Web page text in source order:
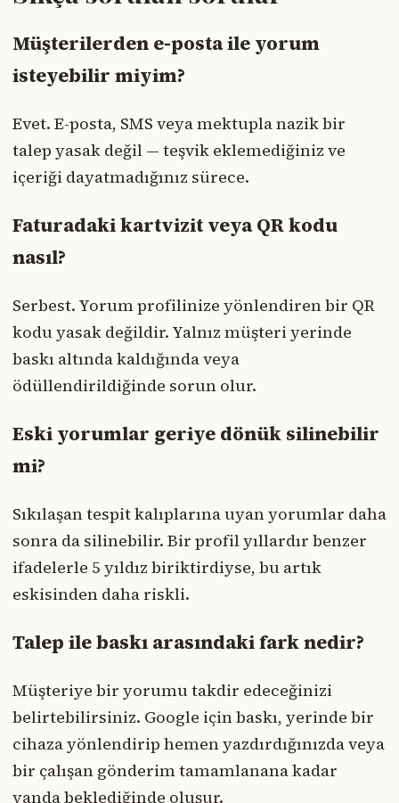
Müşterilerden e-posta ile yorum
isteyebilir miyim?
Evet. E-posta, SMS veya mektupla nazik bir
talep yasak değil — teşvik eklemediğiniz ve
içeriği dayatmadığınız sürece.
Faturadaki kartvizit veya QR kodu
nasıl?
Serbest. Yorum profilinize yönlendiren bir QR
kodu yasak değildir. Yalnız müşteri yerinde
baskı altında kaldığında veya
ödüllendirildiğinde sorun olur.
Eski yorumlar geriye dönük silinebilir
mi?
Sıkılaşan tespit kalıplarına uyan yorumlar daha
sonra da silinebilir. Bir profil yıllardır benzer
ifadelerle 5 yıldız biriktirdiyse, bu artık
eskisinden daha riskli.
Talep ile baskı arasındaki fark nedir?
Müşteriye bir yorumu takdir edeceğinizi
belirtebilirsiniz. Google için baskı, yerinde bir
cihaza yönlendirip hemen yazdırdığınızda veya
bir çalışan gönderim tamamlanana kadar
yanda beklediğinde oluşur.